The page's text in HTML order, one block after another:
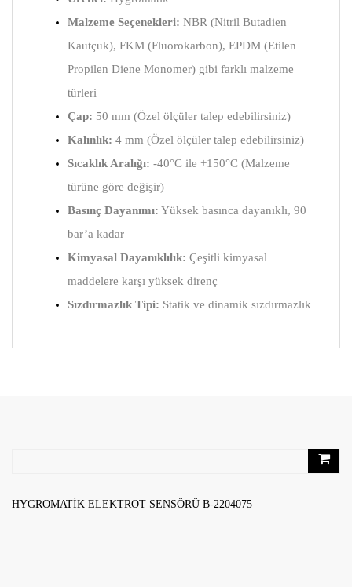
Malzeme Seçenekleri: NBR (Nitril Butadien
Kautçuk), FKM (Fluorokarbon), EPDM (Etilen
Propilen Diene Monomer) gibi farklı malzeme
türleri
Çap: 50 mm (Özel ölçüler talep edebilirsiniz)
Kalınlık: 4 mm (Özel ölçüler talep edebilirsiniz)
Sıcaklık Aralığı: -40°C ile +150°C (Malzeme
türüne göre değişir)
Basınç Dayanımı: Yüksek basınca dayanıklı, 90
bar’a kadar
Kimyasal Dayanıklılık: Çeşitli kimyasal
maddelere karşı yüksek direnç
Sızdırmazlık Tipi: Statik ve dinamik sızdırmazlık
HYGROMATIK ELEKTROT SENSÖRÜ B-2204075